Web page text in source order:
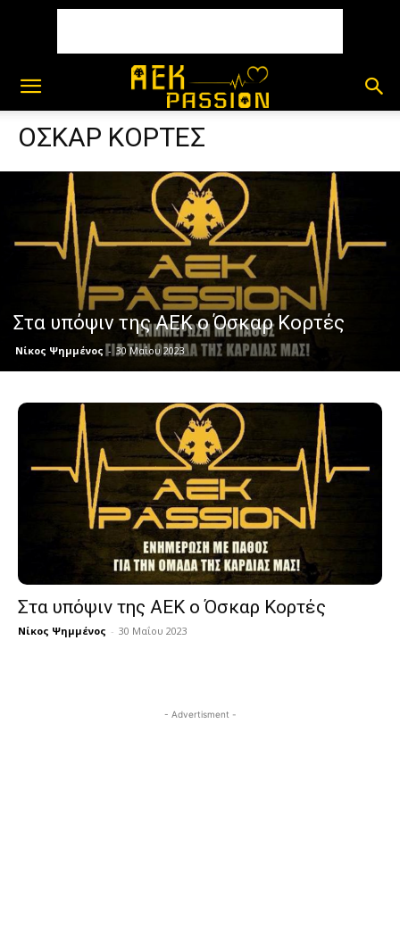
ΟΣΚΑΡ ΚΟΡΤΕΣ
Στα υπόψιν της ΑΕΚ ο Όσκαρ Κορτές
Νίκος Ψημμένος - 30 Μαΐου 2023
Στα υπόψιν της ΑΕΚ ο Όσκαρ Κορτές
Νίκος Ψημμένος - 30 Μαΐου 2023
- Advertisment -